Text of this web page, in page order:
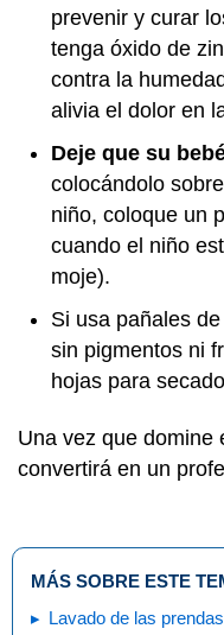
prevenir y curar
tenga óxido de
contra la
alivia el dolor en
Deje que su
colocándolo
niño, coloque un
cuando el niño
moje).
Si usa pañales
sin pigmentos ni
hojas para
Una vez que domine
convertirá en un
MÁS SOBRE ESTE
Lavado de las